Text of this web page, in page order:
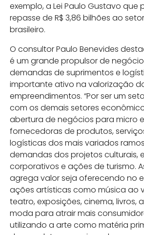
exemplo, a Lei Paulo Gustavo que
repasse de R$ 3,86 bilhões ao
brasileiro.
O consultor Paulo Benevides
é um grande propulsor de
demandas de suprimentos e
importante ativo na valorização
empreendimentos. “Por ser um
com os demais setores
abertura de negócios para micro
fornecedoras de produtos,
logísticas dos mais variados
demandas dos projetos culturais,
corporativos e ações de turismo.
agrega valor seja oferecendo no
ações artísticas como música ao
teatro, exposições, cinema, livros,
moda para atrair mais
utilizando a arte como matéria